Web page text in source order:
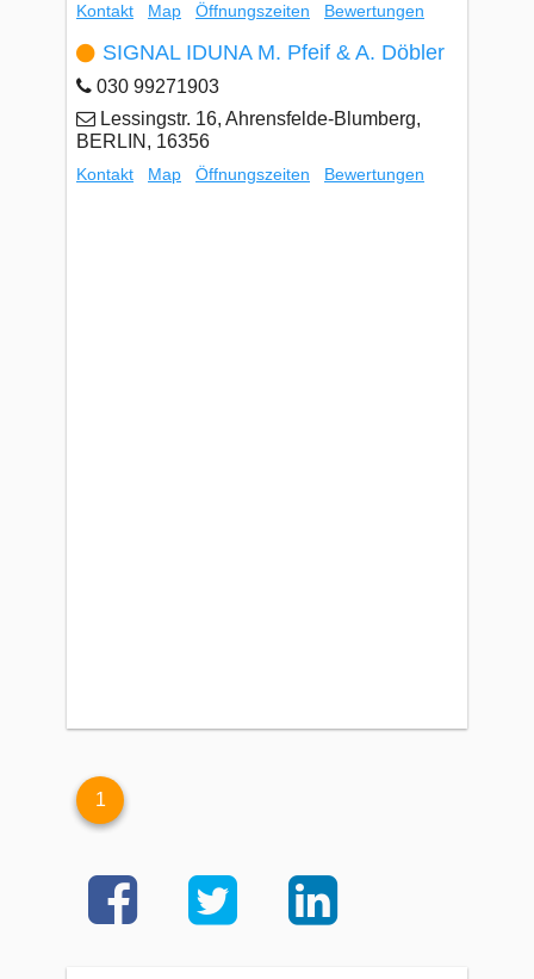
Kontakt Map Öffnungszeiten Bewertungen
SIGNAL IDUNA M. Pfeif & A. Döbler
030 99271903
Lessingstr. 16, Ahrensfelde-Blumberg,
BERLIN, 16356
Kontakt Map Öffnungszeiten Bewertungen
1